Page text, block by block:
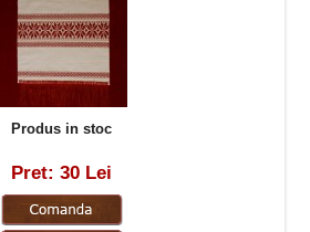
Produs in stoc
Pret: 30 Lei